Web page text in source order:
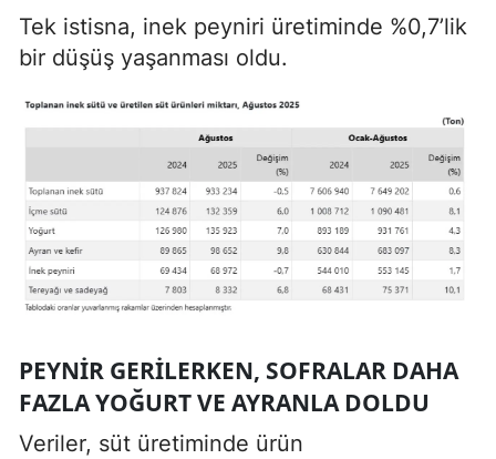
Tek istisna, inek peyniri üretiminde %0,7’lik
bir düşüş yaşanması oldu.
PEYNIR GERILERKEN, SOFRALAR DAHA
FAZLA YOĞURT VE AYRANLA DOLDU
Veriler, süt üretiminde ürün